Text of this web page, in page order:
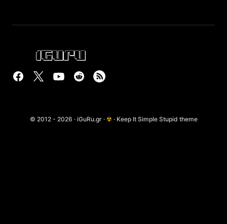
© 2012 - 2026 · iGuRu.gr · ☢ · Keep It Simple Stupid theme